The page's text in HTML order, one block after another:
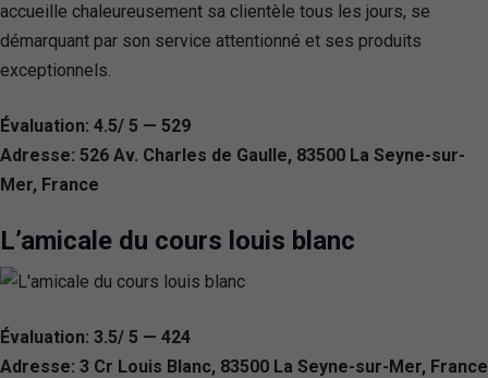
accueille chaleureusement sa clientèle tous les jours, se
démarquant par son service attentionné et ses produits
exceptionnels.
Évaluation: 4.5/ 5 — 529
Adresse: 526 Av. Charles de Gaulle, 83500 La Seyne-sur-
Mer, France
L’amicale du cours louis blanc
Évaluation: 3.5/ 5 — 424
Adresse: 3 Cr Louis Blanc, 83500 La Seyne-sur-Mer, France